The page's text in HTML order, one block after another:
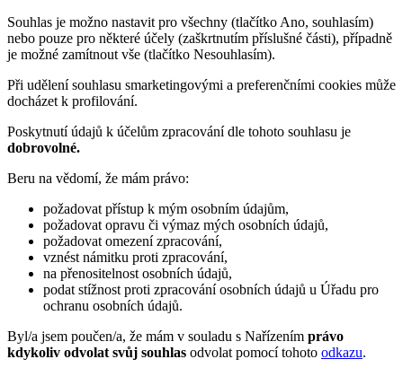
Souhlas je možno nastavit pro všechny (tlačítko Ano, souhlasím)
nebo pouze pro některé účely (zaškrtnutím příslušné části), případně
je možné zamítnout vše (tlačítko Nesouhlasím).
Při udělení souhlasu smarketingovými a preferenčními cookies může
docházet k profilování.
Poskytnutí údajů k účelům zpracování dle tohoto souhlasu je
dobrovolné.
Beru na vědomí, že mám právo:
požadovat přístup k mým osobním údajům,
požadovat opravu či výmaz mých osobních údajů,
požadovat omezení zpracování,
vznést námitku proti zpracování,
na přenositelnost osobních údajů,
podat stížnost proti zpracování osobních údajů u Úřadu pro
ochranu osobních údajů.
Byl/a jsem poučen/a, že mám v souladu s Nařízením právo
kdykoliv odvolat svůj souhlas odvolat pomocí tohoto odkazu.